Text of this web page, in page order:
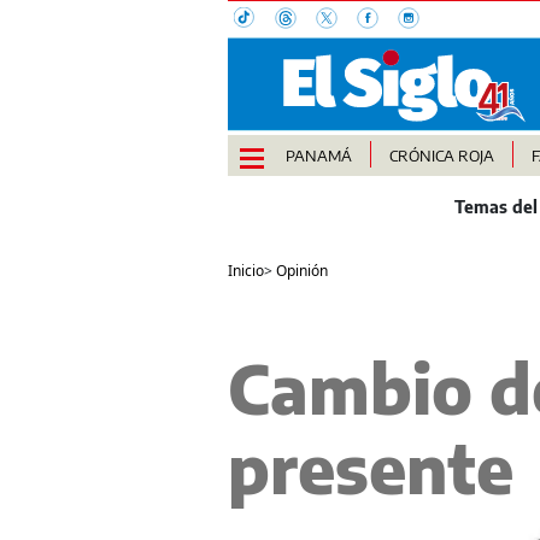
PANAMÁ CRÓNICA ROJA
Inicio>Opinión
Cambio
presente